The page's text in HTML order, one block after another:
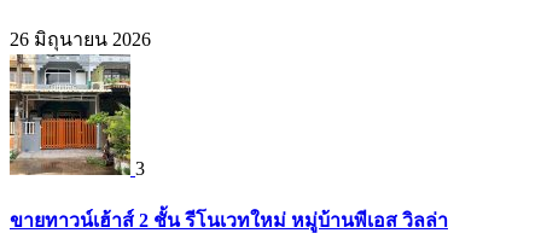
26 มิถุนายน 2026
3
ขายทาวน์เฮ้าส์ 2 ชั้น รีโนเวทใหม่ หมู่บ้านพีเอส วิลล่า